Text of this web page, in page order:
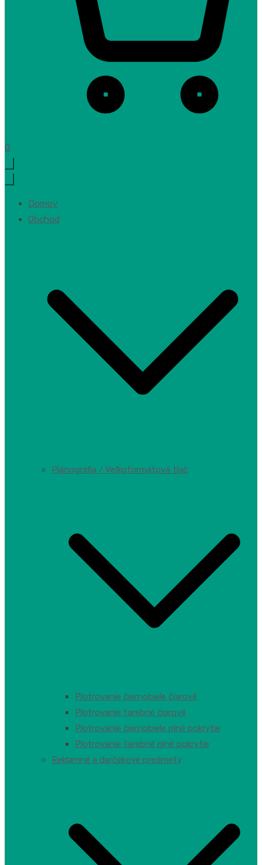
0
Domov
Obchod
Plánografia / Veľkoformátová tlač
Plotrovanie čiernobiele čiarové
Plotrovanie farebné čiarové
Plotrovanie čiernobiele plné pokrytie
Plotrovanie farebné plné pokrytie
Reklamné a darčekové predmety